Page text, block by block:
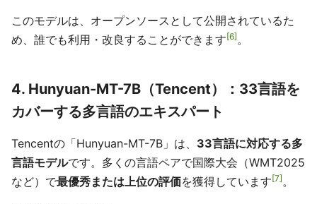
このモデルは、オープンソースとして公開されているた
め、誰でも利用・改良することができます 6 。
4. Hunyuan-MT-7B（Tencent）：33言語を
カバーする多言語のエキスパート
Tencentの「Hunyuan-MT-7B」は、 33言語に対応する多
言語モデルです。多くの言語ペアで国際大会（WMT2025
など）で最優秀または上位の評価を獲得しています 7 。